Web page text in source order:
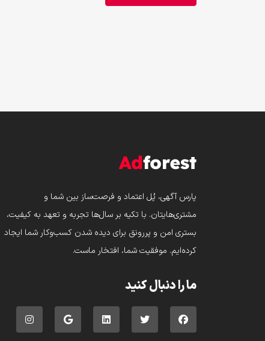
پارس‌ آگهی، پُل اعتماد و فرصت‌ساز بین شما و
مشتری‌هایتان. با تکیه بر سال‌ها تجربه و تعهد به کیفیت،
بستری امن و پررونق برای دیده شدن کسب‌وکار شما ایجاد
کرده‌ایم. موفقیت شما، افتخار ماست.
ما را دنبال کنید